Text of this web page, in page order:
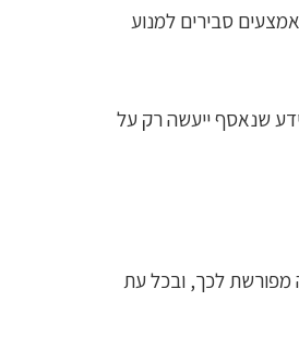
סבירים למנוע
שנאסף ייעשה רק על
מפורשת לכך, ובכל עת